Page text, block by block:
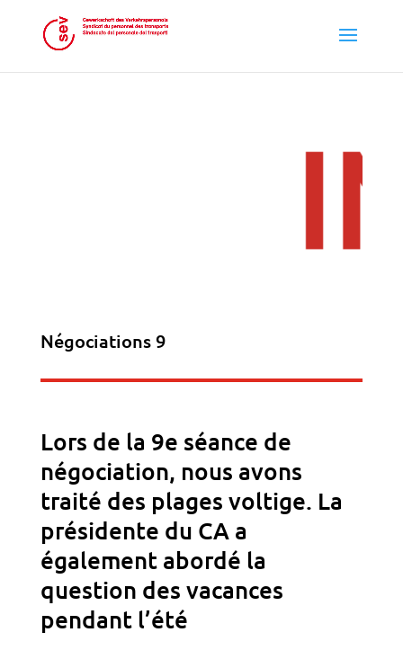
Négociations 9
Lors de la 9e séance de
négociation, nous avons
traité des plages voltige. La
présidente du CA a
également abordé la
question des vacances
pendant l’été